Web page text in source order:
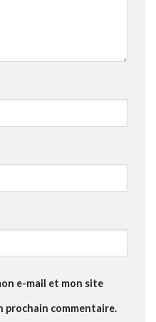
e-mail et mon site
prochain commentaire.